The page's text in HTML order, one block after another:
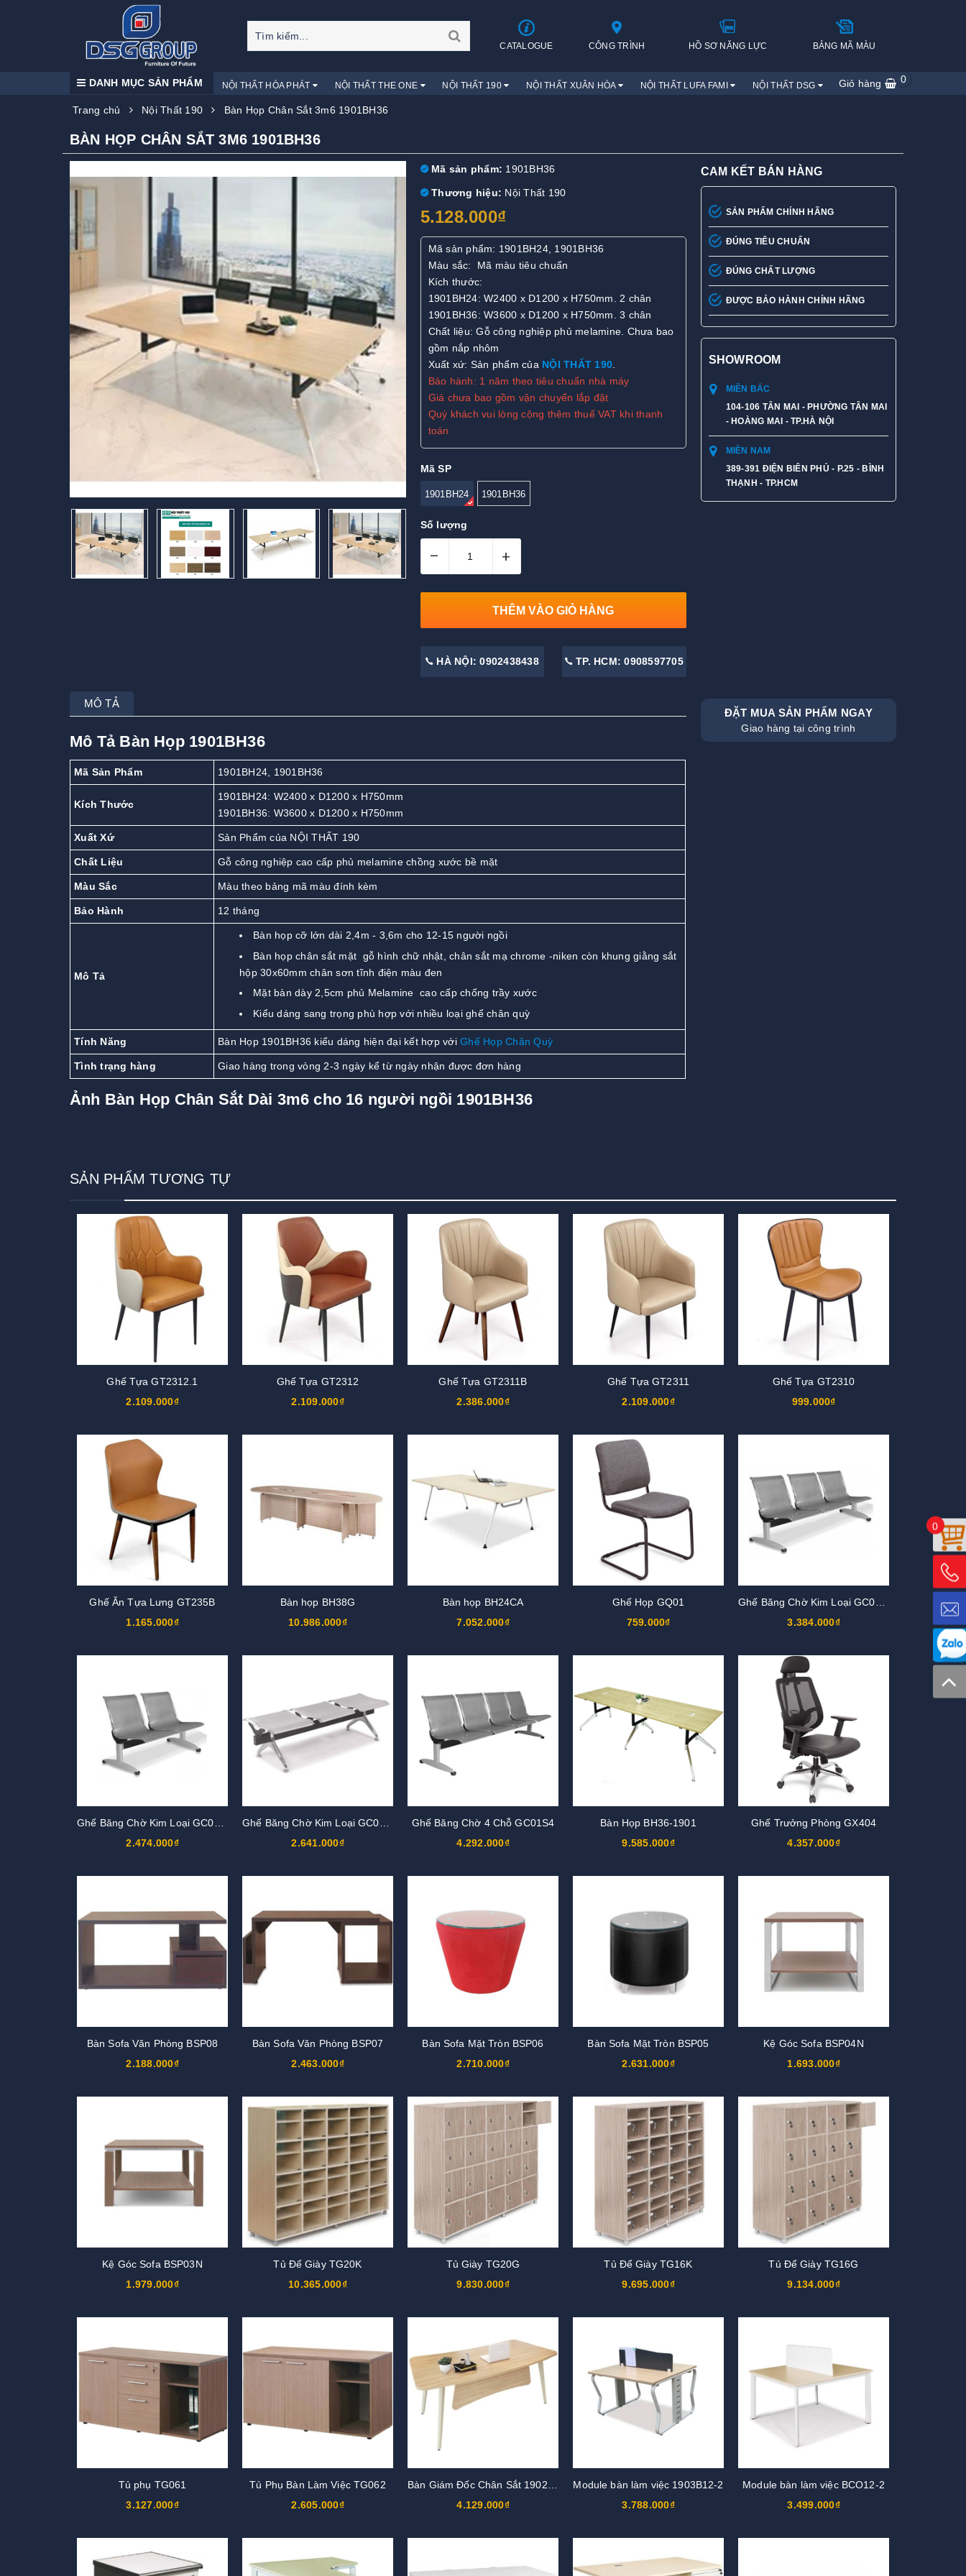
CATALOGUE CÔNG TRÌNH HỒ SƠ NĂNG LỰC BẢNG MÃ MÀU
DANH MỤC SẢN PHẨM NỘI THẤT HÒA PHÁT NỘI THẤT THE ONE NỘI THẤT 190 NỘI THẤT XUÂN HÒA NỘI THẤT LUFA FAMI NỘI THẤT DSG Giỏ hàng 0
Trang chủ Nội Thất 190 Bàn Họp Chân Sắt 3m6 1901BH36
BÀN HỌP CHÂN SẮT 3M6 1901BH36
Mã sản phẩm: 1901BH36
Thương hiệu: Nội Thất 190
5.128.000₫
Mã sản phẩm: 1901BH24, 1901BH36
Màu sắc: Mã màu tiêu chuẩn
Kích thước:
1901BH24: W2400 x D1200 x H750mm. 2 chân
1901BH36: W3600 x D1200 x H750mm. 3 chân
Chất liệu: Gỗ công nghiệp phủ melamine. Chưa bao
gồm nắp nhôm
Xuất xứ: Sản phẩm của NỘI THẤT 190.
Bảo hành: 1 năm theo tiêu chuẩn nhà máy
Giá chưa bao gồm vận chuyển lắp đặt
Quý khách vui lòng cộng thêm thuế VAT khi thanh
toán
Mã SP
1901BH24 1901BH36
Số lượng
– +
THÊM VÀO GIỎ HÀNG
HÀ NỘI: 0902438438 TP. HCM: 0908597705
CAM KẾT BÁN HÀNG
SẢN PHẨM CHÍNH HÃNG
ĐÚNG TIÊU CHUẨN
ĐÚNG CHẤT LƯỢNG
ĐƯỢC BẢO HÀNH CHÍNH HÃNG
SHOWROOM
MIỀN BẮC
104-106 TÂN MAI - PHƯỜNG TÂN MAI
- HOÀNG MAI - TP.HÀ NỘI
MIỀN NAM
389-391 ĐIỆN BIÊN PHỦ - P.25 - BÌNH
THẠNH - TP.HCM
MÔ TẢ
Mô Tả Bàn Họp 1901BH36
Mã Sản Phẩm 1901BH24, 1901BH36
Kích Thước
1901BH24: W2400 x D1200 x H750mm
1901BH36: W3600 x D1200 x H750mm
Xuất Xứ Sản Phẩm của NỘI THẤT 190
Chất Liệu Gỗ công nghiệp cao cấp phủ melamine chồng xước bề mặt
Màu Sắc Màu theo bảng mã màu đính kèm
Bảo Hành 12 tháng
Mô Tả
Bàn họp cỡ lớn dài 2,4m - 3,6m cho 12-15 người ngồi
Bàn họp chân sắt mặt gỗ hình chữ nhật, chân sắt mạ chrome -niken còn khung giằng sắt
hộp 30x60mm chân sơn tĩnh điện màu đen
Mặt bàn dày 2,5cm phủ Melamine cao cấp chống trầy xước
Kiểu dáng sang trọng phù hợp với nhiều loại ghế chân quỳ
Tính Năng Bàn Họp 1901BH36 kiểu dáng hiện đại kết hợp với Ghế Họp Chân Quỳ
Tình trạng hàng Giao hàng trong vòng 2-3 ngày kể từ ngày nhận được đơn hàng
Ảnh Bàn Họp Chân Sắt Dài 3m6 cho 16 người ngồi 1901BH36
ĐẶT MUA SẢN PHẨM NGAY
Giao hàng tại công trình
SẢN PHẨM TƯƠNG TỰ
Ghế Tựa GT2312.1
2.109.000₫
Ghế Tựa GT2312
2.109.000₫
Ghế Tựa GT2311B
2.386.000₫
Ghế Tựa GT2311
2.109.000₫
Ghế Tựa GT2310
999.000₫
Ghế Ăn Tựa Lưng GT235B
1.165.000₫
Bàn họp BH38G
10.986.000₫
Bàn họp BH24CA
7.052.000₫
Ghế Họp GQ01
759.000₫
3.384.000₫
2.474.000₫
2.641.000₫
Ghế Băng Chờ 4 Chỗ GC01S4
4.292.000₫
Bàn Họp BH36-1901
9.585.000₫
Ghế Trưởng Phòng GX404
4.357.000₫
Bàn Sofa Văn Phòng BSP08
2.188.000₫
Bàn Sofa Văn Phòng BSP07
2.463.000₫
Bàn Sofa Mặt Tròn BSP06
2.710.000₫
Bàn Sofa Mặt Tròn BSP05
2.631.000₫
Kệ Góc Sofa BSP04N
1.693.000₫
Kệ Góc Sofa BSP03N
1.979.000₫
Tủ Để Giày TG20K
10.365.000₫
Tủ Giày TG20G
9.830.000₫
Tủ Để Giày TG16K
9.695.000₫
Tủ Để Giày TG16G
9.134.000₫
Tủ phụ TG061
3.127.000₫
Tủ Phụ Bàn Làm Việc TG062
2.605.000₫
4.129.000₫
Module bàn làm việc 1903B12-2
3.788.000₫
Module bàn làm việc BCO12-2
3.499.000₫
0